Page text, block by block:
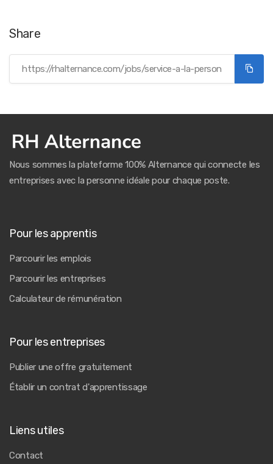
Share
Nous sommes la plateforme 100% Alternance qui connecte les
entreprises avec la personne idéale pour chaque poste.
Pour les apprentis
Parcourir les emplois
Parcourir les entreprises
Calculateur de rémunération
Pour les entreprises
Publier une offre gratuitement
Établir un contrat d'apprentissage
Liens utiles
Contact